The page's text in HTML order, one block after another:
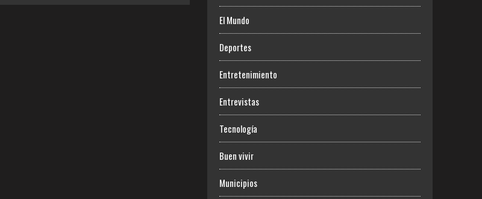
El Mundo
Deportes
Entretenimiento
Entrevistas
Tecnología
Buen vivir
Municipios